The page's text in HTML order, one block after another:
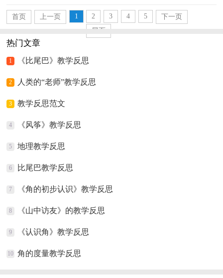
首页 上一页 1 2 3 4 5
下一页
尾页
热门文章
1 《比尾巴》教学反思
2 人类的“老师”教学反思
3 教学反思范文
4 《风筝》教学反思
5 地理教学反思
6 比尾巴教学反思
7 《角的初步认识》教学反思
8 《山中访友》的教学反思
9 《认识角》教学反思
10 角的度量教学反思